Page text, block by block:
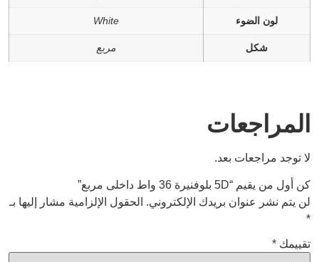
لون الضوء White
شكل مربع
المراجعات
لا توجد مراجعات بعد.
كن أول من يقيم “5D بلوفنيرة 36 واط داخلى مربع”
لن يتم نشر عنوان بريدك الإلكتروني. الحقول الإلزامية مشار إليها بـ
*
تقييمك *